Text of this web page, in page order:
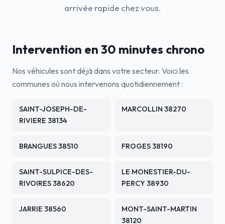
arrivée rapide chez vous.
Intervention en 30 minutes chrono
Nos véhicules sont déjà dans votre secteur. Voici les
communes où nous intervenons quotidiennement :
SAINT-JOSEPH-DE-
RIVIERE 38134
MARCOLLIN 38270
BRANGUES 38510 FROGES 38190
SAINT-SULPICE-DES-
RIVOIRES 38620
LE MONESTIER-DU-
PERCY 38930
JARRIE 38560
MONT-SAINT-MARTIN
38120